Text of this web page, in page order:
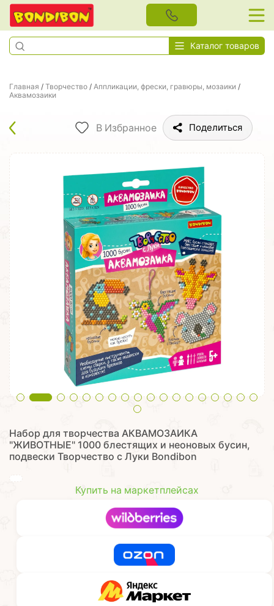
Каталог товаров
Главная / Творчество / Аппликации, фрески, гравюры, мозаики /
Аквамозаики
В Избранное Поделиться
Набор для творчества АКВАМОЗАИКА
"ЖИВОТНЫЕ" 1000 блестящих и неоновых бусин,
подвески Творчество с Луки Bondibon
Купить на маркетплейсах